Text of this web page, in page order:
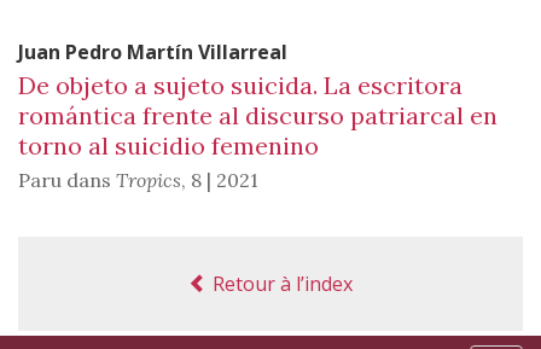
Juan Pedro Martín Villarreal
De objeto a sujeto suicida. La escritora
romántica frente al discurso patriarcal en
torno al suicidio femenino
Paru dans Tropics, 8 | 2021
Retour à l’index